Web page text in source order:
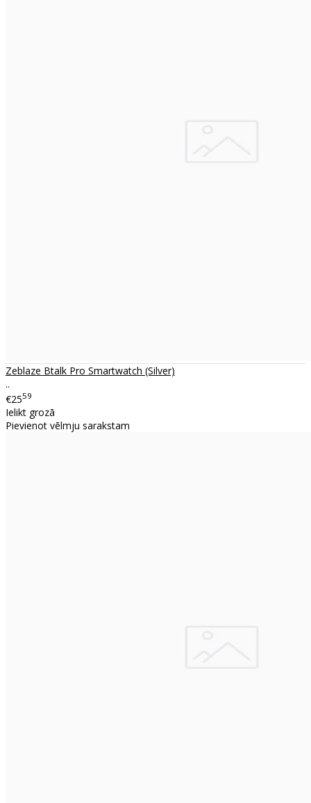
Zeblaze Btalk Pro Smartwatch (Silver)
..
€2559
Ielikt grozā
Pievienot vēlmju sarakstam